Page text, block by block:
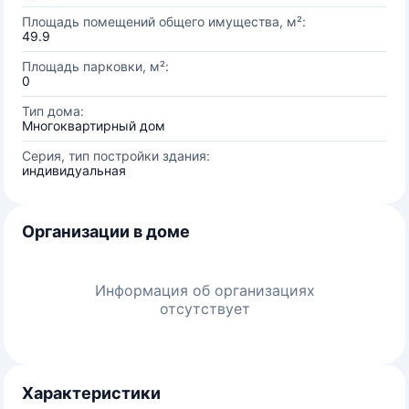
Площадь помещений общего имущества, м²:
49.9
Площадь парковки, м²:
0
Тип дома:
Многоквартирный дом
Серия, тип постройки здания:
индивидуальная
Организации в доме
Информация об организациях
отсутствует
Характеристики